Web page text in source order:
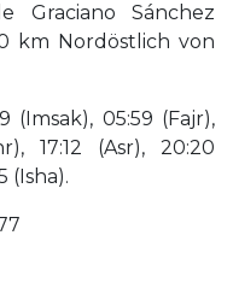
Graciano Sánchez
km Nordöstlich von
05:59 (Fajr),
17:12 (Asr), 20:20
(Isha).